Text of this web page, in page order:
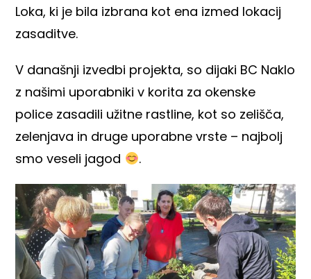
Loka, ki je bila izbrana kot ena izmed lokacij
zasaditve.
V današnji izvedbi projekta, so dijaki BC Naklo
z našimi uporabniki v korita za okenske
police zasadili užitne rastline, kot so zelišča,
zelenjava in druge uporabne vrste – najbolj
smo veseli jagod
.